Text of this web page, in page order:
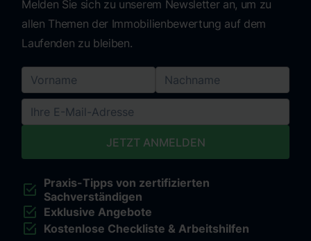
Melden Sie sich zu unserem Newsletter an, um zu
allen Themen der Immobilienbewertung auf dem
Laufenden zu bleiben.
Praxis-Tipps von zertifizierten
Sachverständigen
Exklusive Angebote
Kostenlose Checkliste & Arbeitshilfen